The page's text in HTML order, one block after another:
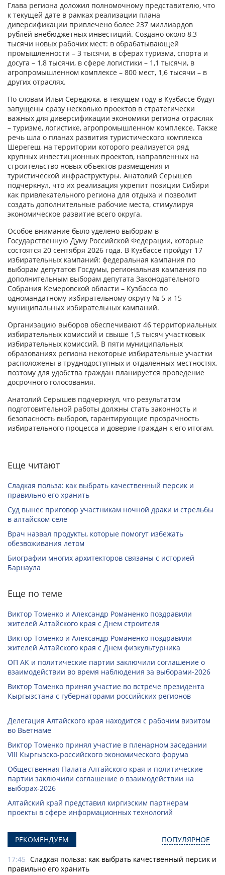
Глава региона доложил полномочному представителю, что
к текущей дате в рамках реализации плана
диверсификации привлечено более 237 миллиардов
рублей внебюджетных инвестиций. Создано около 8,3
тысячи новых рабочих мест: в обрабатывающей
промышленности – 3 тысячи, в сферах туризма, спорта и
досуга – 1,8 тысячи, в сфере логистики – 1,1 тысячи, в
агропромышленном комплексе – 800 мест, 1,6 тысячи – в
других отраслях.
По словам Ильи Середюка, в текущем году в Кузбассе будут
запущены сразу несколько проектов в стратегически
важных для диверсификации экономики региона отраслях
– туризме, логистике, агропромышленном комплексе. Также
речь шла о планах развития туристического комплекса
Шерегеш, на территории которого реализуется ряд
крупных инвестиционных проектов, направленных на
строительство новых объектов размещения и
туристической инфраструктуры. Анатолий Серышев
подчеркнул, что их реализация укрепит позиции Сибири
как привлекательного региона для отдыха и позволит
создать дополнительные рабочие места, стимулируя
экономическое развитие всего округа.
Особое внимание было уделено выборам в
Государственную Думу Российской Федерации, которые
состоятся 20 сентября 2026 года. В Кузбассе пройдут 17
избирательных кампаний: федеральная кампания по
выборам депутатов Госдумы, региональная кампания по
дополнительным выборам депутата Законодательного
Собрания Кемеровской области – Кузбасса по
одномандатному избирательному округу № 5 и 15
муниципальных избирательных кампаний.
Организацию выборов обеспечивают 46 территориальных
избирательных комиссий и свыше 1,5 тысяч участковых
избирательных комиссий. В пяти муниципальных
образованиях региона некоторые избирательные участки
расположены в труднодоступных и отдалённых местностях,
поэтому для удобства граждан планируется проведение
досрочного голосования.
Анатолий Серышев подчеркнул, что результатом
подготовительной работы должны стать законность и
безопасность выборов, гарантирующие прозрачность
избирательного процесса и доверие граждан к его итогам.
Еще читают
Сладкая польза: как выбрать качественный персик и
правильно его хранить
Суд вынес приговор участникам ночной драки и стрельбы
в алтайском селе
Врач назвал продукты, которые помогут избежать
обезвоживания летом
Биографии многих архитекторов связаны с историей
Барнаула
Еще по теме
Виктор Томенко и Александр Романенко поздравили
жителей Алтайского края с Днем строителя
Виктор Томенко и Александр Романенко поздравили
жителей Алтайского края с Днем физкультурника
ОП АК и политические партии заключили соглашение о
взаимодействии во время наблюдения за выборами-2026
Виктор Томенко принял участие во встрече президента
Кыргызстана с губернаторами российских регионов
Делегация Алтайского края находится с рабочим визитом
во Вьетнаме
Виктор Томенко принял участие в пленарном заседании
VIII Кыргызско-российского экономического форума
Общественная Палата Алтайского края и политические
партии заключили соглашение о взаимодействии на
выборах-2026
Алтайский край представил киргизским партнерам
проекты в сфере информационных технологий
РЕКОМЕНДУЕМ ПОПУЛЯРНОЕ
17:45 Сладкая польза: как выбрать качественный персик и
правильно его хранить